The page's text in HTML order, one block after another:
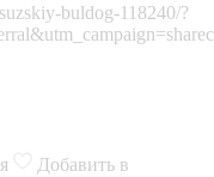
buldog-118240/?
Добавить в